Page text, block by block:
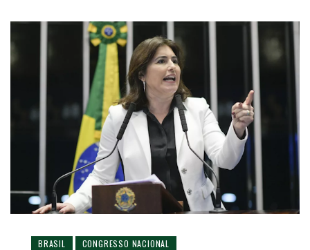
BRASIL CONGRESSO NACIONAL